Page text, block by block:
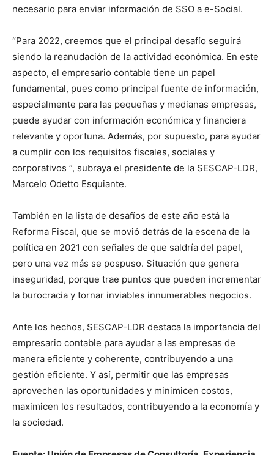
necesario para enviar información de SSO a e-Social.
“Para 2022, creemos que el principal desafío seguirá
siendo la reanudación de la actividad económica. En este
aspecto, el empresario contable tiene un papel
fundamental, pues como principal fuente de información,
especialmente para las pequeñas y medianas empresas,
puede ayudar con información económica y financiera
relevante y oportuna. Además, por supuesto, para ayudar
a cumplir con los requisitos fiscales, sociales y
corporativos ”, subraya el presidente de la SESCAP-LDR,
Marcelo Odetto Esquiante.
También en la lista de desafíos de este año está la
Reforma Fiscal, que se movió detrás de la escena de la
política en 2021 con señales de que saldría del papel,
pero una vez más se pospuso. Situación que genera
inseguridad, porque trae puntos que pueden incrementar
la burocracia y tornar inviables innumerables negocios.
Ante los hechos, SESCAP-LDR destaca la importancia del
empresario contable para ayudar a las empresas de
manera eficiente y coherente, contribuyendo a una
gestión eficiente. Y así, permitir que las empresas
aprovechen las oportunidades y minimicen costos,
maximicen los resultados, contribuyendo a la economía y
la sociedad.